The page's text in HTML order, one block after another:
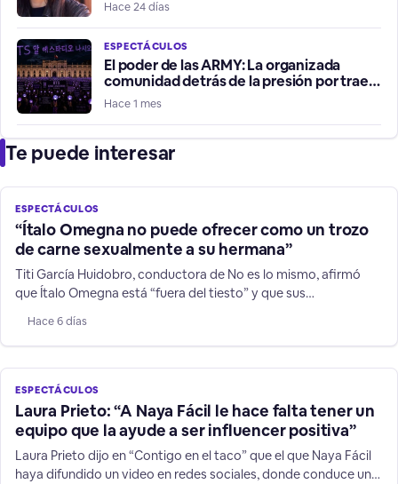
Hace 24 días
ESPECTÁCULOS
El poder de las ARMY: La organizada
comunidad detrás de la presión por traer
a BTS a Chile
Hace 1 mes
Te puede interesar
ESPECTÁCULOS
“Ítalo Omegna no puede ofrecer como un trozo
de carne sexualmente a su hermana”
Titi García Huidobro, conductora de No es lo mismo, afirmó
que Ítalo Omegna está “fuera del tiesto” y que sus
Hace 6 días
ESPECTÁCULOS
Laura Prieto: “A Naya Fácil le hace falta tener un
equipo que la ayude a ser influencer positiva”
Laura Prieto dijo en “Contigo en el taco” que el que Naya Fácil
haya difundido un video en redes sociales, donde conduce un